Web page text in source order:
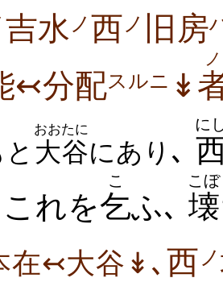
吉水 ノ 西 ノ 旧房
↢分配スルニ ↡
ノ
大谷
おおたに
にあり ､
に
れを乞
こ
ふ､ 壊
こぼ
在↢大谷↡ ､西 ノ